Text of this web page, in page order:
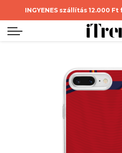
INGYENES szállítás 12.000